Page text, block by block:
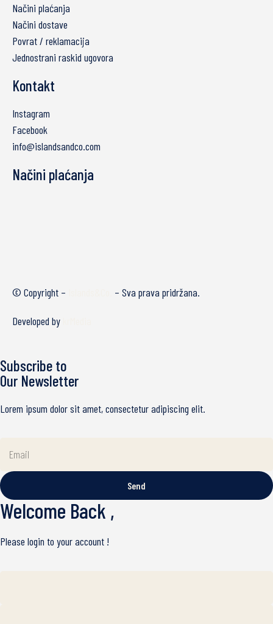
Načini plaćanja
Načini dostave
Povrat / reklamacija
Jednostrani raskid ugovora
Kontakt
Instagram
Facebook
info@islandsandco.com
Načini plaćanja
© Copyright – – Sva prava pridržana.
Developed by
Subscribe to
Our Newsletter
Lorem ipsum dolor sit amet, consectetur adipiscing elit.
Send
Welcome Back ,
Please login to your account !